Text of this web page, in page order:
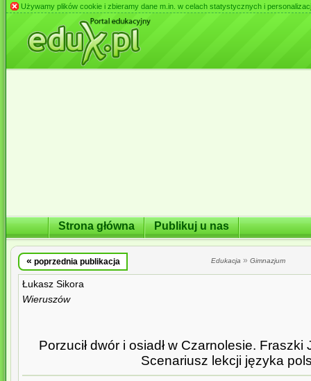
Używamy plików cookie i zbieramy dane m.in. w celach statystycznych i
Strona główna Publikuj u nas
« poprzednia publikacja Edukacja » Gimnazjum
Łukasz Sikora
Wieruszów
Porzucił dwór i osiadł w Czarnolesie.
Scenariusz lekcji języka